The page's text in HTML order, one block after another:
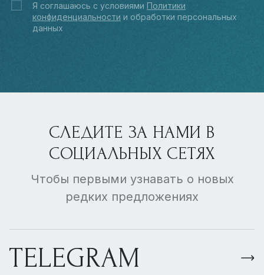
Я соглашаюсь с условиями Политики
конфиденциальности и обработки персональных
данных
СЛЕДИТЕ ЗА НАМИ В
СОЦИАЛЬНЫХ СЕТЯХ
Чтобы первыми узнавать о новых
редких предложениях
TELEGRAM